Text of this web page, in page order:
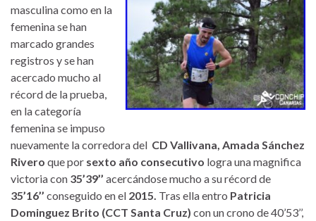
masculina como en la
femenina se han
marcado grandes
registros y se han
acercado mucho al
récord de la prueba,
en la categoría
femenina se impuso
nuevamente la corredora del CD Vallivana, Amada Sánchez
Rivero que por sexto año consecutivo logra una magnifica
victoria con 35’39’’ acercándose mucho a su récord de
35’16’’ conseguido en el 2015. Tras ella entro Patricia
Dominguez Brito (CCT Santa Cruz) con un crono de 40’53’’,